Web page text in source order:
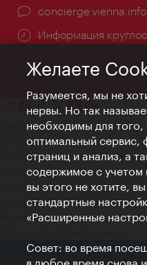
concierge.vienna.info
Информация
Контакт
Credits
Положение о
Terms of Use
Доступность
Контакты для прессы
Настройки файлов Cookie
Желаете
Разумеется, мы не
нервы. Но так
необходимы для
оптимальный сервис,
страниц и анализ, а
содержимое с учетом
вы этого не хотите,
стандартные
«Расширенные
Совет: во время